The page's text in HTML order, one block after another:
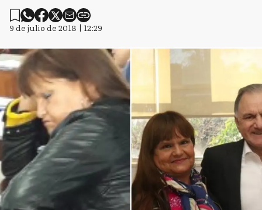
9 de julio de 2018 | 12:29